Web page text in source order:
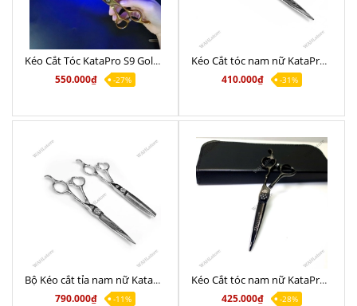
Kéo Cắt Tóc KataPro S9 Gold Chính Hãng - Chuyên nghiệp 9.0 inch kích thước lớn
550.000₫
-27%
Kéo Cắt tóc nam nữ KataPro M14 Crom - Chuyên nghiệp 6.0
410.000₫
-31%
Bộ Kéo cắt tỉa nam nữ KataPro M14 Crom Chính Hãng 6.0
790.000₫
-11%
Kéo Cắt tóc nam nữ KataPro M14 Black - Chuyên nghiệp 6.0
425.000₫
-28%